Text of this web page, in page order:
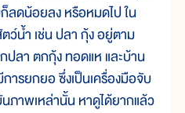
ลดน้อยลง หรือหมดไป ใน
ว์น้ำ เช่น ปลา กุ้ง อยู่ตาม
ปลา ตกกุ้ง ทอดแห และบ้าน
ารยกยอ ซึ่งเป็นเครื่องมือจับ
ภาพเหล่านั้น หาดูได้ยากแล้ว